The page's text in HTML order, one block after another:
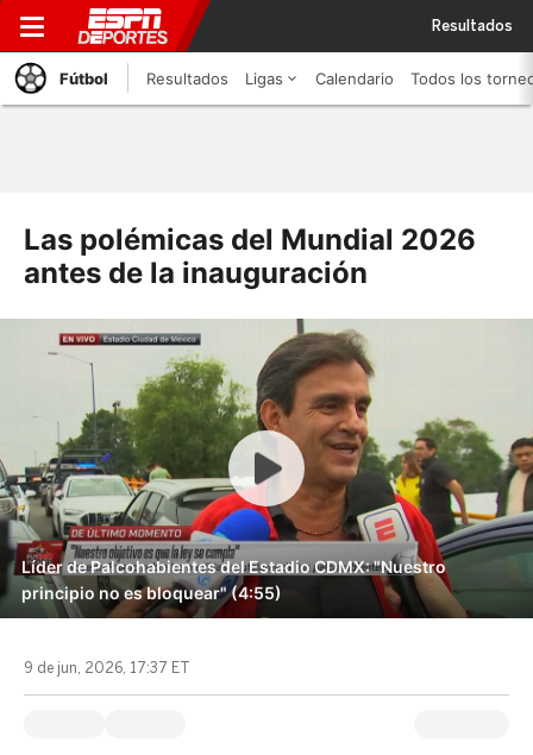
Resultados
Fútbol Resultados Ligas Calendario Todos los
Las polémicas del Mundial 2026
antes de la inauguración
Líder de Palcohabientes del Estadio CDMX: "Nuestro
principio no es bloquear" (4:55)
9 de jun, 2026, 17:37 ET